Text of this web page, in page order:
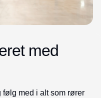
med
med i alt som rører